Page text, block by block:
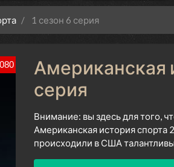
1 сезон 6 серия
Американская
серия
Внимание: вы здесь для того,
Американская история спорта
происходили в США